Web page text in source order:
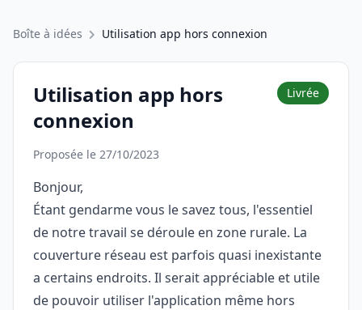
Boîte à idées Utilisation app hors connexion
Utilisation app hors
connexion
Livrée
Proposée le 27/10/2023
Bonjour,
Étant gendarme vous le savez tous, l'essentiel
de notre travail se déroule en zone rurale. La
couverture réseau est parfois quasi inexistante
a certains endroits. Il serait appréciable et utile
de pouvoir utiliser l'application même hors